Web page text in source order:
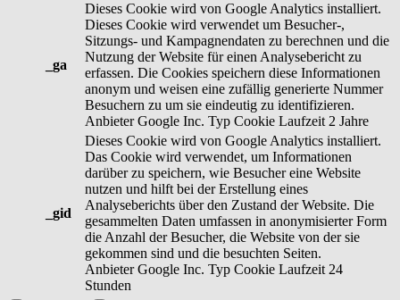
_ga
Dieses Cookie wird von Google Analytics installiert.
Dieses Cookie wird verwendet um Besucher-,
Sitzungs- und Kampagnendaten zu berechnen und die
Nutzung der Website für einen Analysebericht zu
erfassen. Die Cookies speichern diese Informationen
anonym und weisen eine zufällig generierte Nummer
Besuchern zu um sie eindeutig zu identifizieren.
Anbieter Google Inc. Typ Cookie Laufzeit 2 Jahre
_gid
Dieses Cookie wird von Google Analytics installiert.
Das Cookie wird verwendet, um Informationen
darüber zu speichern, wie Besucher eine Website
nutzen und hilft bei der Erstellung eines
Analyseberichts über den Zustand der Website. Die
gesammelten Daten umfassen in anonymisierter Form
die Anzahl der Besucher, die Website von der sie
gekommen sind und die besuchten Seiten.
Anbieter Google Inc. Typ Cookie Laufzeit 24
Stunden